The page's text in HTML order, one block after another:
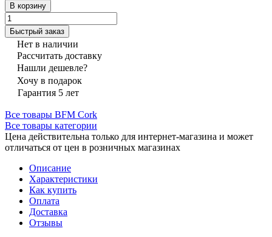
В корзину
Быстрый заказ
Нет в наличии
Рассчитать доставку
Нашли дешевле?
Хочу в подарок
Гарантия 5 лет
Все товары BFM Cork
Все товары категории
Цена действительна только для интернет-магазина и может
отличаться от цен в розничных магазинах
Описание
Характеристики
Как купить
Оплата
Доставка
Отзывы